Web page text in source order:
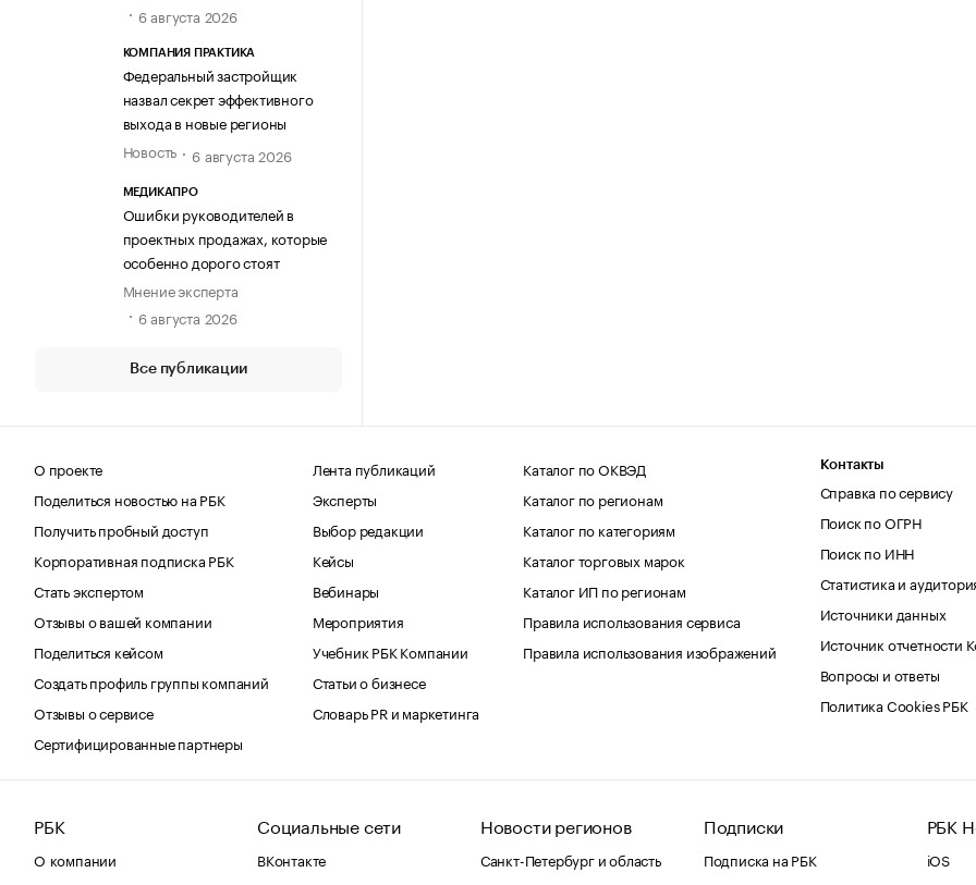
6 августа 2026
КОМПАНИЯ ПРАКТИКА
Федеральный застройщик
назвал секрет эффективного
выхода в новые регионы
Новость
6 августа 2026
МЕДИКАПРО
Ошибки руководителей в
проектных продажах, которые
особенно дорого стоят
Мнение эксперта
6 августа 2026
Все публикации
О проекте
Поделиться новостью на РБК
Получить пробный доступ
Корпоративная подписка РБК
Стать экспертом
Отзывы о вашей компании
Поделиться кейсом
Создать профиль группы компаний
Отзывы о сервисе
Сертифицированные партнеры
Лента публикаций
Эксперты
Выбор редакции
Кейсы
Вебинары
Мероприятия
Учебник РБК Компании
Статьи о бизнесе
Словарь PR и маркетинга
Каталог по ОКВЭД
Каталог по регионам
Каталог по категориям
Каталог торговых марок
Каталог ИП по регионам
Правила использования сервиса
Правила использования изображений
Контакты
Справка по сервису
Поиск по ОГРН
Поиск по ИНН
Статистика и
Источники данных
Источник отчетности
Вопросы и ответы
Политика Cookies РБК
РБК
О компании
Социальные сети
ВКонтакте
Новости регионов
Санкт-Петербург и область
Подписки
Подписка на РБК
РБК
iOS